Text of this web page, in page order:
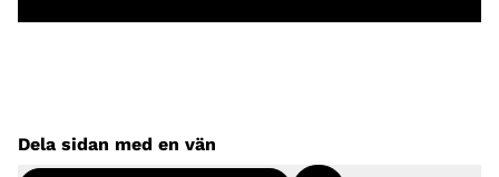
Dela sidan med en vän